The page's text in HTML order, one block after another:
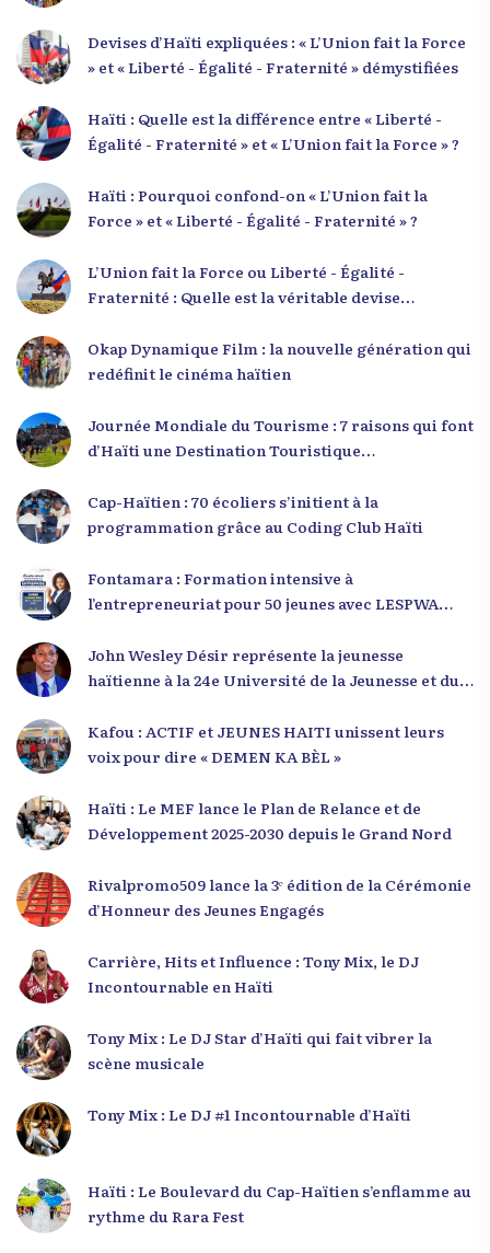
Devises d’Haïti expliquées : « L’Union fait la Force
» et « Liberté - Égalité - Fraternité » démystifiées
Haïti : Quelle est la différence entre « Liberté -
Égalité - Fraternité » et « L’Union fait la Force » ?
Haïti : Pourquoi confond-on « L’Union fait la
Force » et « Liberté - Égalité - Fraternité » ?
L’Union fait la Force ou Liberté - Égalité -
Fraternité : Quelle est la véritable devise
Okap Dynamique Film : la nouvelle génération qui
redéfinit le cinéma haïtien
Journée Mondiale du Tourisme : 7 raisons qui font
d’Haïti une Destination Touristique
Cap-Haïtien : 70 écoliers s’initient à la
programmation grâce au Coding Club Haïti
Fontamara : Formation intensive à
l’entrepreneuriat pour 50 jeunes avec LESPWA
John Wesley Désir représente la jeunesse
haïtienne à la 24e Université de la Jeunesse et du
Kafou : ACTIF et JEUNES HAITI unissent leurs
voix pour dire « DEMEN KA BÈL »
Haïti : Le MEF lance le Plan de Relance et de
Développement 2025-2030 depuis le Grand Nord
Rivalpromo509 lance la 3ᵉ édition de la Cérémonie
d’Honneur des Jeunes Engagés
Carrière, Hits et Influence : Tony Mix, le DJ
Incontournable en Haïti
Tony Mix : Le DJ Star d’Haïti qui fait vibrer la
scène musicale
Tony Mix : Le DJ #1 Incontournable d’Haïti
Haïti : Le Boulevard du Cap-Haïtien s’enflamme au
rythme du Rara Fest